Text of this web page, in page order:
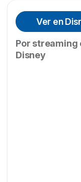
la actrizMeg
equipo de
tiene un interés
Zed.
Noah Zulfikar
el año 2021.
llevado a
comparte en sus
Ver en
Por streaming
Disney